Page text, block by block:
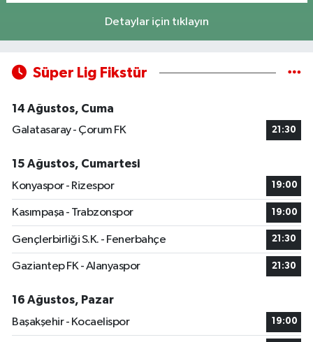
Detaylar için tıklayın
Süper Lig Fikstür
14 Ağustos, Cuma
Galatasaray - Çorum FK
21:30
15 Ağustos, Cumartesi
Konyaspor - Rizespor
19:00
Kasımpaşa - Trabzonspor 19:00
Gençlerbirliği S.K. - Fenerbahçe 21:30
Gaziantep FK - Alanyaspor 21:30
16 Ağustos, Pazar
Başakşehir - Kocaelispor
19:00